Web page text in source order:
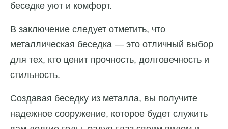
беседке уют и комфорт.
В заключение следует отметить, что
металлическая беседка — это отличный выбор
для тех, кто ценит прочность, долговечность и
стильность.
Создавая беседку из металла, вы получите
надежное сооружение, которое будет служить